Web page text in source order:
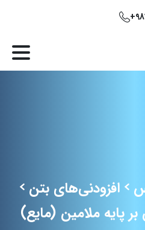
افزودنی‌های بتن
پایه ملامین (مایع)